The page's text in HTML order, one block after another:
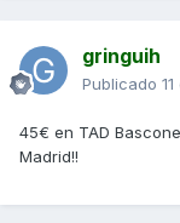
gringuih
Publicado
45€ en TAD
Madrid!!